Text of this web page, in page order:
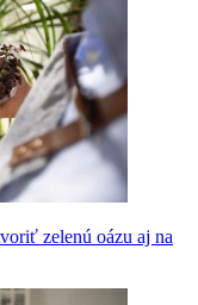
zelenú oázu aj na